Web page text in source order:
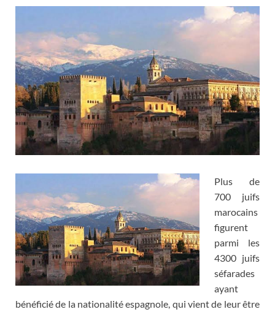
Plus de
700 juifs
marocains
figurent
parmi les
4300 juifs
séfarades
ayant
bénéficié de la nationalité espagnole, qui vient de leur être